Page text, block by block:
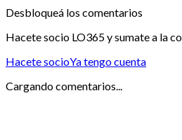
Desbloqueá los comentarios
Hacete socio LO365 y sumate a la
Hacete socioYa tengo cuenta
Cargando comentarios...